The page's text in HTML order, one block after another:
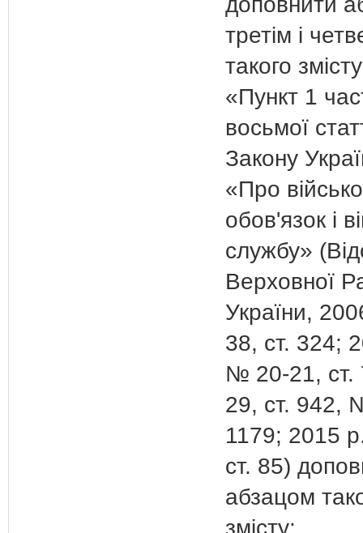
третім і
такого
«Пункт 1
восьмої
Закону
«Про
обов'язок і
службу»
Верховної
України,
38, ст. 324;
№ 20-21,
29, ст. 942,
1179; 2015
ст. 85)
абзацом
змісту: